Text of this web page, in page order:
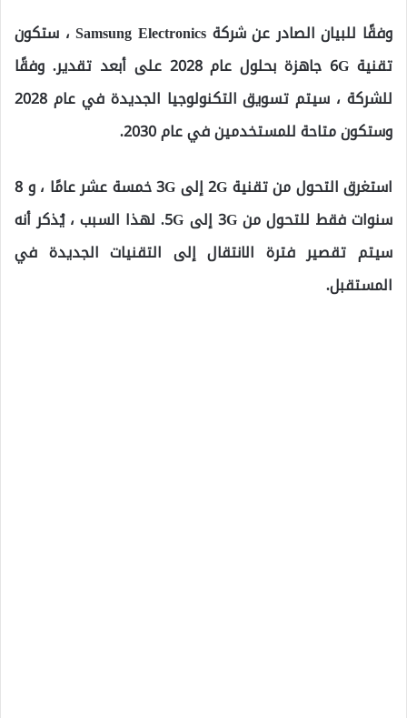
وفقًا للبيان الصادر عن شركة Samsung Electronics ، ستكون
تقنية 6G جاهزة بحلول عام 2028 على أبعد تقدير. وفقًا
للشركة ، سيتم تسويق التكنولوجيا الجديدة في عام 2028
وستكون متاحة للمستخدمين في عام 2030.
استغرق التحول من تقنية 2G إلى 3G خمسة عشر عامًا ، و 8
سنوات فقط للتحول من 3G إلى 5G. لهذا السبب ، يُذكر أنه
سيتم تقصير فترة الانتقال إلى التقنيات الجديدة في
المستقبل.